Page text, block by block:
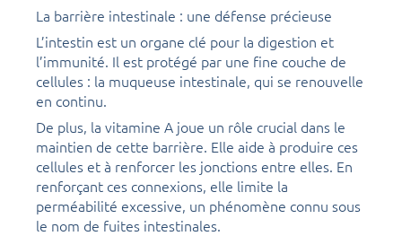
La barrière intestinale : une défense précieuse
L’intestin est un organe clé pour la digestion et
l’immunité. Il est protégé par une fine couche de
cellules : la muqueuse intestinale, qui se renouvelle
en continu.
De plus, la vitamine A joue un rôle crucial dans le
maintien de cette barrière. Elle aide à produire ces
cellules et à renforcer les jonctions entre elles. En
renforçant ces connexions, elle limite la
perméabilité excessive, un phénomène connu sous
le nom de fuites intestinales.